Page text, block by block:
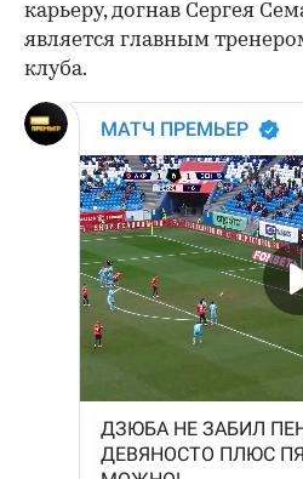
карьеру, догнав Сергея
является главным
клуба.